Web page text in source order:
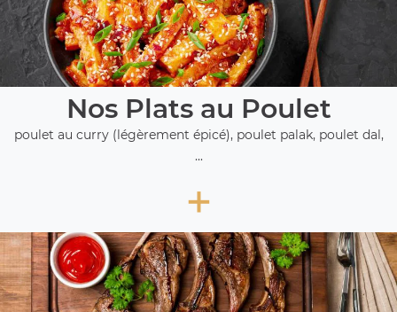
Nos Plats au Poulet
poulet au curry (légèrement épicé), poulet palak, poulet dal,
...
+